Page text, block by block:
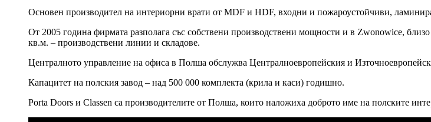
Основен производител на интериорни врати от MDF и HDF, входни и пожароустойчиви,
От 2005 година фирмата разполага със собствени производствени мощности и в Zwonowice,
кв.м. – производствени линии и складове.
Централното управление на офиса в Полша обслужва Централноевропейския и
Капацитет на полския завод – над 500 000 комплекта (крила и каси) годишно.
Porta Doors и Classen са производителите от Полша, които наложиха доброто име на полските